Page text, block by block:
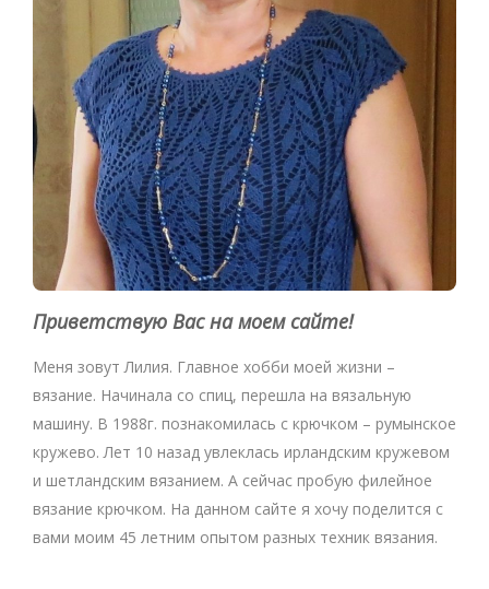
Приветствую Вас на моем сайте!
Меня зовут Лилия. Главное хобби моей жизни –
вязание. Начинала со спиц, перешла на вязальную
машину. В 1988г. познакомилась с крючком – румынское
кружево. Лет 10 назад увлеклась ирландским кружевом
и шетландским вязанием. А сейчас пробую филейное
вязание крючком. На данном сайте я хочу поделится с
вами моим 45 летним опытом разных техник вязания.